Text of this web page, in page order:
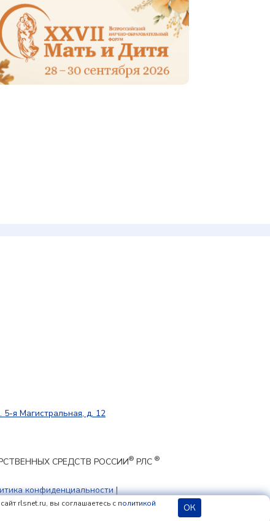
5-я Магистральная, д. 12
СРЕДСТВ РОССИИ® РЛС ®
конфиденциальности|
rlsnet.ru, вы соглашаетесь с политикой
ОК